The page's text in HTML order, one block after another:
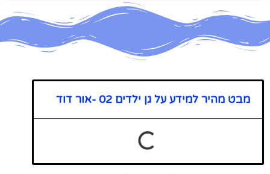
מבט מהיר למידע על גן ילדים 02 -אור דוד